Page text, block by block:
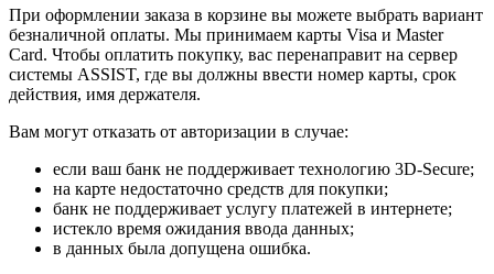
При оформлении заказа в корзине вы можете выбрать вариант
безналичной оплаты. Мы принимаем карты Visa и Master
Card. Чтобы оплатить покупку, вас перенаправит на сервер
системы ASSIST, где вы должны ввести номер карты, срок
действия, имя держателя.
Вам могут отказать от авторизации в случае:
если ваш банк не поддерживает технологию 3D-Secure;
на карте недостаточно средств для покупки;
банк не поддерживает услугу платежей в интернете;
истекло время ожидания ввода данных;
в данных была допущена ошибка.